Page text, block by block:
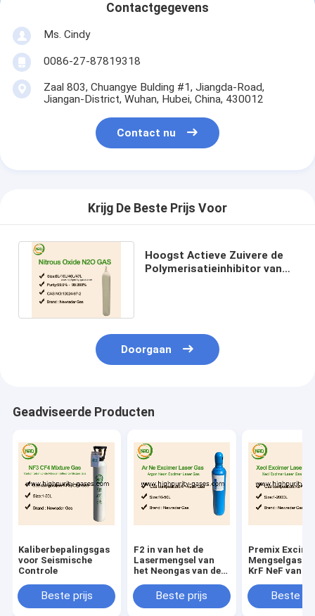
Contactgegevens
Ms. Cindy
0086-27-87819318
Zaal 803, Chuangye Bulding #1, Jiangda-Road,
Jiangan-District, Wuhan, Hubei, China, 430012
Contact nu
Krijg De Beste Prijs Voor
Hoogst Actieve Zuivere de
Polymerisatieinhibitor van
Doorgaan
Geadviseerde Producten
Kaliberbepalingsgas
voor Seismische
Controle
Beste prijs
F2 in van het de
Lasermengsel van
het Neongas van de
cilindergas
Beste prijs
Premix
Mengselgas
KrF NeF van
Beste